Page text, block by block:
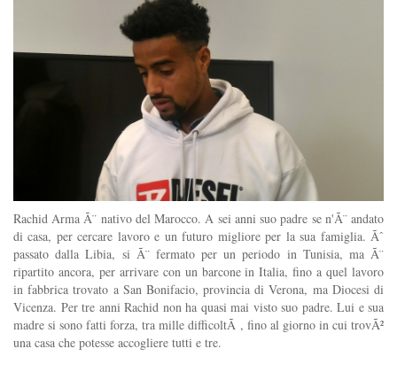
Rachid Arma Ã¨ nativo del Marocco. A sei anni suo padre se n'Ã¨ andato
di casa, per cercare lavoro e un futuro migliore per la sua famiglia. Ãˆ
passato dalla Libia, si Ã¨ fermato per un periodo in Tunisia, ma Ã¨
ripartito ancora, per arrivare con un barcone in Italia, fino a quel lavoro
in fabbrica trovato a San Bonifacio, provincia di Verona, ma Diocesi di
Vicenza. Per tre anni Rachid non ha quasi mai visto suo padre. Lui e sua
madre si sono fatti forza, tra mille difficoltÃ , fino al giorno in cui trovÃ²
una casa che potesse accogliere tutti e tre.